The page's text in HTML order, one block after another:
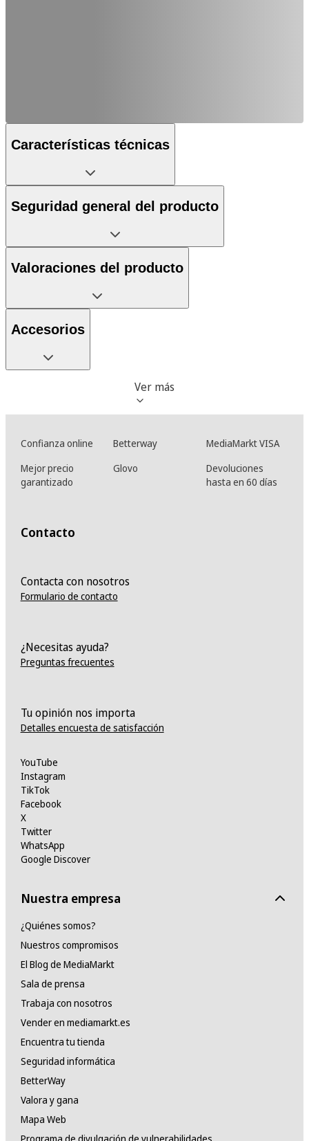
Características técnicas
Seguridad general del producto
Valoraciones del producto
Accesorios
Ver más
Confianza online Betterway
MediaMarkt VISA
Mejor precio
garantizado
Glovo
Devoluciones
hasta en 60 días
Contacto
Contacta con nosotros
Formulario de contacto
¿Necesitas ayuda?
Preguntas frecuentes
Tu opinión nos importa
Detalles encuesta de satisfacción
YouTube
Instagram
TikTok
Facebook
X
Twitter
WhatsApp
Google Discover
Nuestra empresa
¿Quiénes somos?
Nuestros compromisos
El Blog de MediaMarkt
Sala de prensa
Trabaja con nosotros
Vender en mediamarkt.es
Encuentra tu tienda
Seguridad informática
BetterWay
Valora y gana
Mapa Web